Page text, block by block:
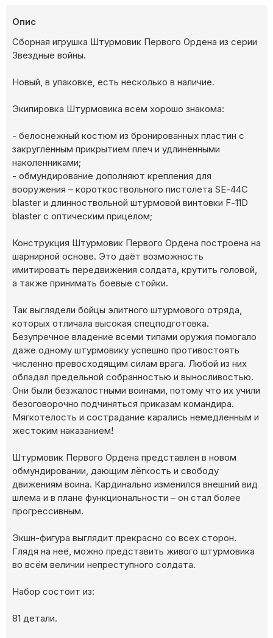
Опис
Сборная игрушка Штурмовик Первого Ордена из серии
Звездные войны.
Новый, в упаковке, есть несколько в наличие.
Экипировка Штурмовика всем хорошо знакома:
- белоснежный костюм из бронированных пластин с
закруглённым прикрытием плеч и удлинёнными
наколенниками;
- обмундирование дополняют крепления для
вооружения – короткоствольного пистолета SЕ-44С
blаstеr и длинноствольной штурмовой винтовки F-11D
blаstеr с оптическим прицелом;
Конструкция Штурмовик Первого Ордена построена на
шарнирной основе. Это даёт возможность
имитировать передвижения солдата, крутить головой,
а также принимать боевые стойки.
Так выглядели бойцы элитного штурмового отряда,
которых отличала высокая спецподготовка.
Безупречное владение всеми типами оружия помогало
даже одному штурмовику успешно противостоять
численно превосходящим силам врага. Любой из них
обладал предельной собранностью и выносливостью.
Они были безжалостными воинами, потому что их учили
безоговорочно подчиняться приказам командира.
Мягкотелость и сострадание карались немедленным и
жестоким наказанием!
Штурмовик Первого Ордена представлен в новом
обмундировании, дающим лёгкость и свободу
движениям воина. Кардинально изменился внешний вид
шлема и в плане функциональности – он стал более
прогрессивным.
Экшн-фигура выглядит прекрасно со всех сторон.
Глядя на неё, можно представить живого штурмовика
во всём величии непреступного солдата.
Набор состоит из:
81 детали.